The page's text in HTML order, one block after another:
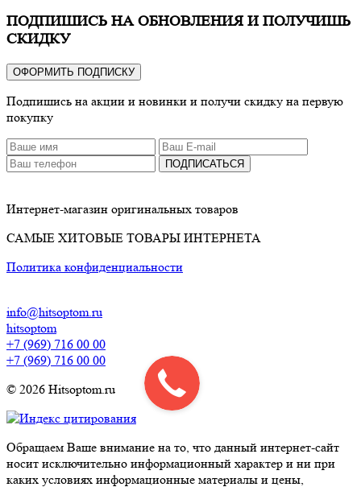
ПОДПИШИСЬ НА ОБНОВЛЕНИЯ И ПОЛУЧИШЬ
СКИДКУ
ОФОРМИТЬ ПОДПИСКУ
Подпишись на акции и новинки и получи скидку на первую
покупку
ПОДПИСАТЬСЯ
Интернет-магазин оригинальных товаров
САМЫЕ ХИТОВЫЕ ТОВАРЫ ИНТЕРНЕТА
Политика конфиденциальности
info@hitsoptom.ru
hitsoptom
+7 (969) 716 00 00
+7 (969) 716 00 00
© 2026 Hitsoptom.ru
Обращаем Ваше внимание на то, что данный интернет-сайт
носит исключительно информационный характер и ни при
каких условиях информационные материалы и цены,